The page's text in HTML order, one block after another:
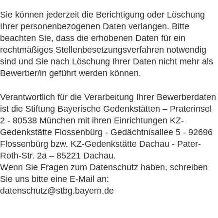
Sie können jederzeit die Berichtigung oder Löschung
Ihrer personenbezogenen Daten verlangen. Bitte
beachten Sie, dass die erhobenen Daten für ein
rechtmäßiges Stellenbesetzungsverfahren notwendig
sind und Sie nach Löschung Ihrer Daten nicht mehr als
Bewerber/in geführt werden können.
Verantwortlich für die Verarbeitung Ihrer Bewerberdaten
ist die Stiftung Bayerische Gedenkstätten – Praterinsel
2 - 80538 München mit ihren Einrichtungen KZ-
Gedenkstätte Flossenbürg - Gedächtnisallee 5 - 92696
Flossenbürg bzw. KZ-Gedenkstätte Dachau - Pater-
Roth-Str. 2a – 85221 Dachau.
Wenn Sie Fragen zum Datenschutz haben, schreiben
Sie uns bitte eine E-Mail an:
datenschutz@stbg.bayern.de